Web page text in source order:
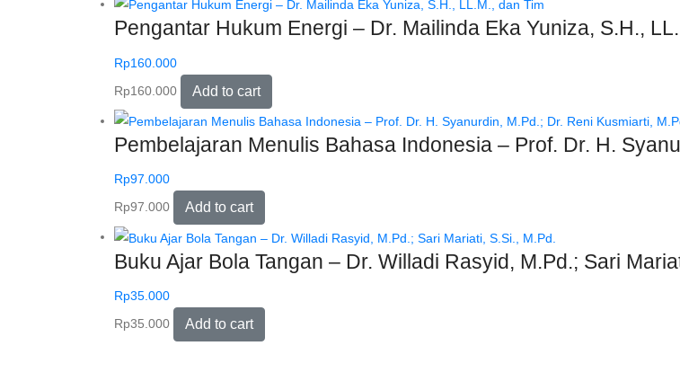
Pengantar Hukum Energi – Dr. Mailinda Eka Yuniza, S.H.,
Rp160.000
Rp160.000 Add to cart
Pembelajaran Menulis Bahasa Indonesia – Prof. Dr. H.
Rp97.000
Rp97.000 Add to cart
Buku Ajar Bola Tangan – Dr. Willadi Rasyid, M.Pd.; Sari
Rp35.000
Rp35.000 Add to cart